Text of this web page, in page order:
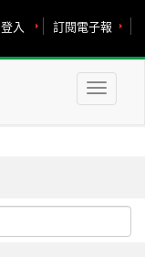
訂閱電子報
登入
Toggle